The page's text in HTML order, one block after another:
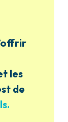
les
de